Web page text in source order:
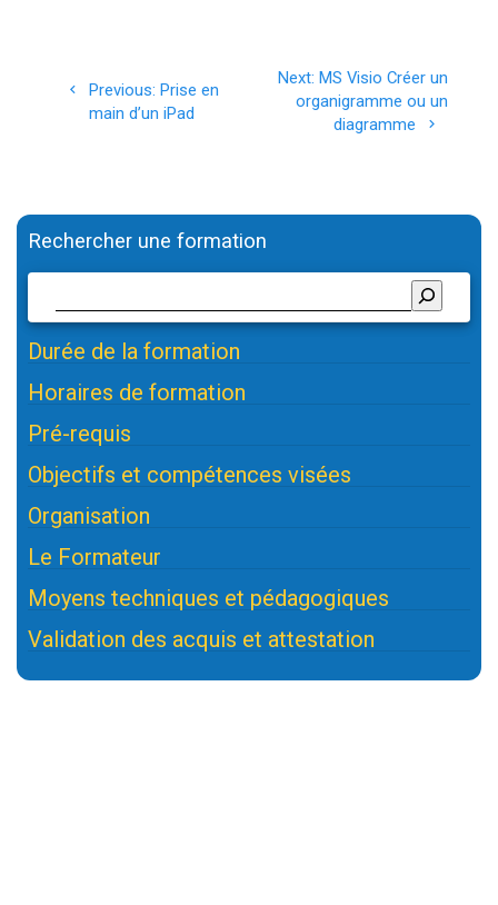
Previous: Previous
post:
Prise en
main d’un iPad
Next: Next
post:
MS Visio Créer un
organigramme ou un
diagramme
Rechercher une formation
Durée de la formation
Horaires de formation
Pré-requis
Objectifs et compétences visées
Organisation
Le Formateur
Moyens techniques et pédagogiques
Validation des acquis et attestation